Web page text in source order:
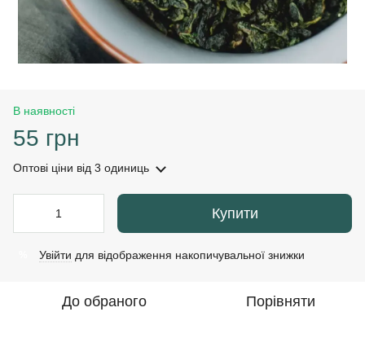
В наявності
55 грн
Оптові ціни від 3 одиниць
Купити
Увійти для відображення накопичувальної знижки
До обраного Порівняти